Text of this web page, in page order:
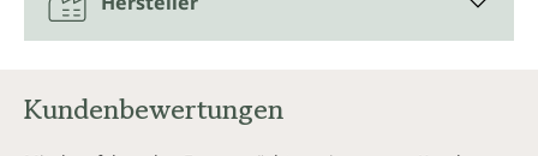
(Menachinon) ergänzt ideal das Vitamin D3
Auch verschiedene Lebensmittel
Kundenbewertungen